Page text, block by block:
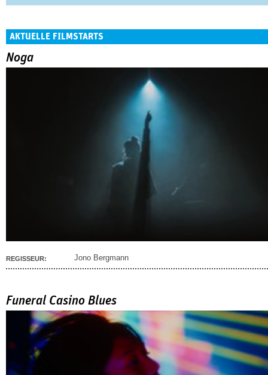
AKTUELLE FILMSTARTS
Noga
REGISSEUR: Jono Bergmann
Funeral Casino Blues